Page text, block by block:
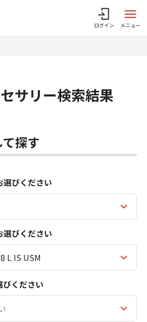
ログイン メニュー
サリー検索結果
探す
選びください
選びください
びください